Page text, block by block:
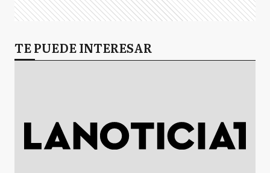
TE PUEDE INTERESAR